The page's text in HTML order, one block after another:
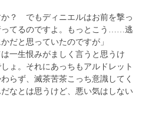
？ でもディニエルはお前を撃っ
ってるのですよ。もっとこう……逃
だと思っていたのですが」
一生恨みがましく言うと思うけ
ょ。それにあっちもアルドレット
らず、滅茶苦茶こっち意識してく
なとは思うけど、悪い気はしない